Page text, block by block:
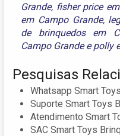
Grande, fisher price
em Campo Grande,
de brinquedos em
Campo Grandeepolly
Pesquisas
Whatsapp Smart
Suporte Smart Toys
Atendimento Smart
SAC Smart Toys